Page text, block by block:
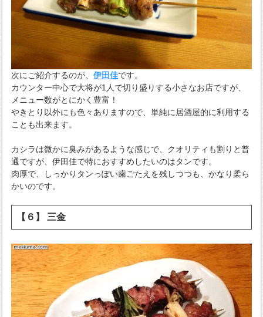
次にご紹介するのが、伊田佳です。
カウンター中心で大将が1人で切り盛りする小さなお店ですが、
メニュー数がとにかく豊富！
やきとり以外にも色々ありますので、単純に居酒屋的に利用する
ことも出来ます。
カシラは微かに臭みがあるような感じで、クオリティも割りと普
通ですが、伊田佳で特におすすめしたいのはタンです。
肉厚で、しっかりタンっぽい歯ごたえを残しつつも、かなり柔ら
かいのです。
【６】 三金